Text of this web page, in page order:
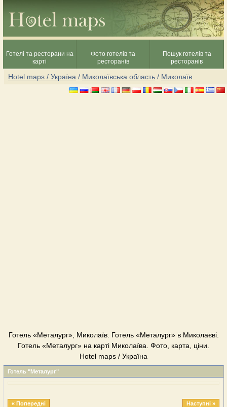
Готелі та ресторани на
карті
Фото готелів та
ресторанів
Пошук готелів та
ресторанів
Hotel maps / Україна / Миколаївська область / Миколаїв
Готель «Металург», Миколаїв. Готель «Металург» в Миколаєві.
Готель «Металург» на карті Миколаїва. Фото, карта, ціни.
Hotel maps / Україна
Готель "Металург"
« Попередні Наступні »